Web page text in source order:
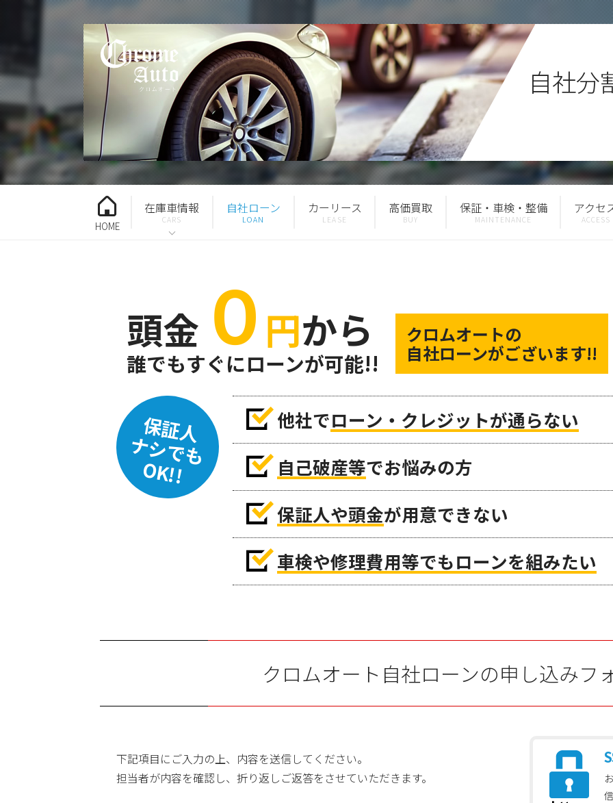
自社分
HOME
在庫車情報 自社ローン カーリース 高価買取 保証・車検・整備 アクセ
頭金 ０ 円から
誰でもすぐにローンが可能!!
クロムオートの
自社ローンがございます!!
保証人
ナシでも
OK!!
他社でローン・クレジットが通らない
自己破産等でお悩みの方
保証人や頭金が用意できない
車検や修理費用等でもローンを組みたい
クロムオート自社ローンの申し込みフ
下記項目にご入力の上、内容を送信してください。
担当者が内容を確認し、折り返しご返答をさせていただきます。